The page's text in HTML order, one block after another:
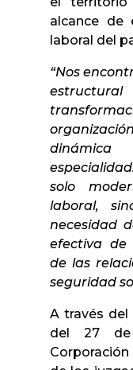
alcance de
laboral del
“Nos
solo
laboral,
necesidad
efectiva de
de las
seguridad
A través del
del 27